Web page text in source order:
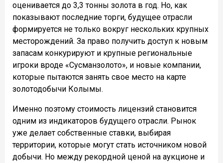
оценивается до 3,3 тонны золота в год. Но, как
показывают последние торги, будущее отрасли
формируется не только вокруг нескольких крупных
месторождений. За право получить доступ к новым
запасам конкурируют и крупные региональные
игроки вроде «Сусманзолото», и новые компании,
которые пытаются занять свое место на карте
золотодобычи Колымы.
Именно поэтому стоимость лицензий становится
одним из индикаторов будущего отрасли. Рынок
уже делает собственные ставки, выбирая
территории, которые могут стать источником новой
добычи. Но между рекордной ценой на аукционе и